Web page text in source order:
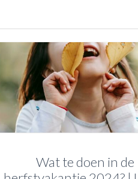
Wat te doen in de